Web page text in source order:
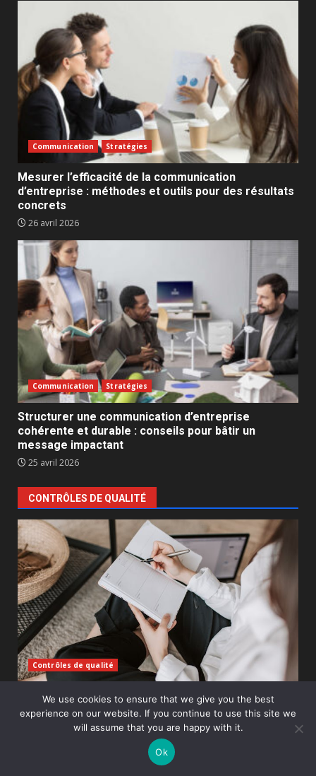
Communication Stratégies
Mesurer l’efficacité de la communication
d’entreprise : méthodes et outils pour des résultats
concrets
26 avril 2026
Communication Stratégies
Structurer une communication d’entreprise
cohérente et durable : conseils pour bâtir un
message impactant
25 avril 2026
CONTRÔLES DE QUALITÉ
Contrôles de qualité
Correction de mémoire en urgence :
risques et bonnes pratiques
La correction de mémoire en urgence concerne de
We use cookies to ensure that we give you the best
experience on our website. If you continue to use this site we
will assume that you are happy with it.
Ok